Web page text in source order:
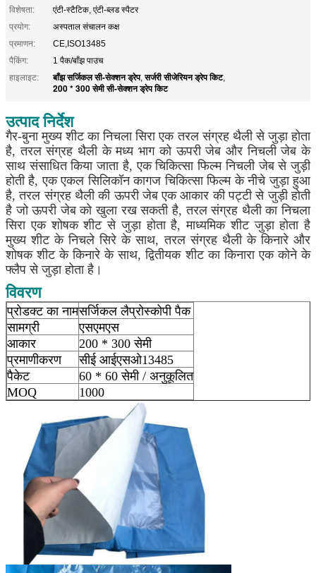
विशेषता:
एंटी-स्टैटिक, एंटी-ब्लड स्पैटर
प्रयोग:
अस्पताल संचालन कक्ष
प्रमाणन:
CE,ISO13485
पैकिंग:
1 पैक/बाँझ पाउच
हाइलाइट:
बाँझ सर्जिकल सी-सेक्शन ड्रेप,सर्जरी सीजेरियन ड्रेप किट,
200 * 300 सेमी सी-सेक्शन ड्रेप किट
उत्पाद निर्देश
गैर-बुना मुख्य शीट का निचला सिरा एक तरल संग्रह थैली से जुड़ा होता
है, तरल संग्रह थैली के मध्य भाग को ऊपरी जेब और निचली जेब के
साथ संसाधित किया जाता है, एक चिकित्सा फिल्म निचली जेब से जुड़ी
होती है, एक एकल सिलिकॉन कागज चिकित्सा फिल्म के नीचे जुड़ा हुआ
है, तरल संग्रह थैली की ऊपरी जेब एक आकार की पट्टी से जुड़ी होती
है जो ऊपरी जेब को खुला रख सकती है, तरल संग्रह थैली का निचला
सिरा एक शोषक शीट से जुड़ा होता है, माध्यमिक शीट जुड़ा होता है
मुख्य शीट के निचले सिरे के साथ, तरल संग्रह थैली के किनारे और
शोषक शीट के किनारे के साथ, द्वितीयक शीट का किनारा एक कोने के
फ्लैप से जुड़ा होता है।
विवरण
प्रोडक्ट का नामसर्जिकल लैप्रोस्कोपी पैक
सामग्री
एसएमएस
आकार
200 * 300 सेमी
प्रमाणीकरण
सीई आईएसओ13485
पैकेट
60 * 60 सेमी / अनुकूलित
MOQ
1000